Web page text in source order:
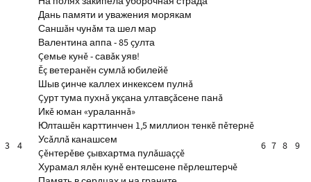
3 4
Дань памяти и уважения морякам
Саншăн чунăм та шел мар
Валентина аппа - 85 çулта
Çемье кунĕ - савăк уяв!
Ĕç ветеранĕн сумлă юбилейĕ
Шыв çинче каллех инкексем пулнă
Çурт тума пухнă укçана ултавçăсене панă
Икĕ юман «ураланнă»
Юлташĕн карттинчен 1,5 миллион тенкĕ пĕтернĕ
Усăллă канашсем
Çĕнтерĕве çывхартма пулăшаççĕ
Хурамал ялĕн кунĕ ентешсене пĕрлештерчĕ
6 7 8 9